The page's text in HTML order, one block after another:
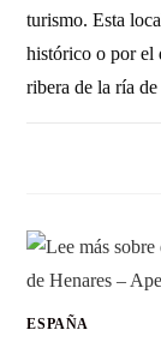
turismo. Esta
histórico o por el
ribera de la ría
ESPAÑA